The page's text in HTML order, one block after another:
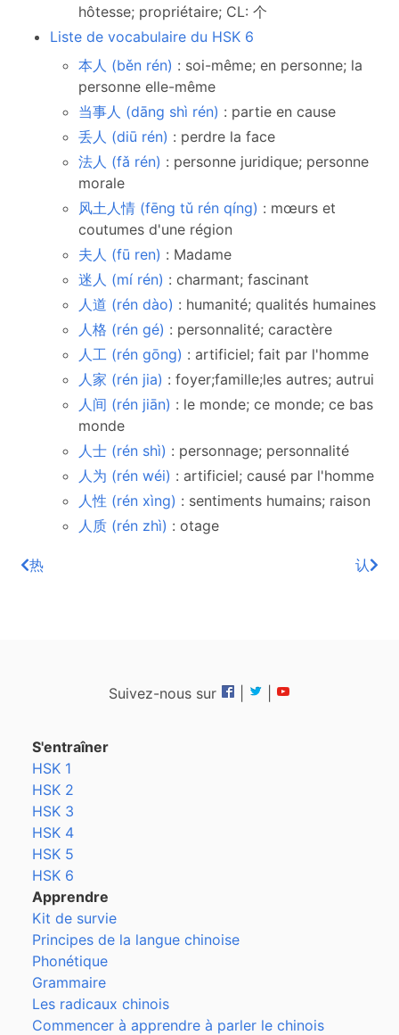
hôtesse; propriétaire; CL: 个
Liste de vocabulaire du HSK 6
本人 (běn rén) : soi-même; en personne; la
personne elle-même
当事人 (dāng shì rén) : partie en cause
丢人 (diū rén) : perdre la face
法人 (fǎ rén) : personne juridique; personne
morale
风土人情 (fēng tǔ rén qíng) : mœurs et
coutumes d'une région
夫人 (fū ren) : Madame
迷人 (mí rén) : charmant; fascinant
人道 (rén dào) : humanité; qualités humaines
人格 (rén gé) : personnalité; caractère
人工 (rén gōng) : artificiel; fait par l'homme
人家 (rén jia) : foyer;famille;les autres; autrui
人间 (rén jiān) : le monde; ce monde; ce bas
monde
人士 (rén shì) : personnage; personnalité
人为 (rén wéi) : artificiel; causé par l'homme
人性 (rén xìng) : sentiments humains; raison
人质 (rén zhì) : otage
热 认
Suivez-nous sur
S'entraîner
HSK 1
HSK 2
HSK 3
HSK 4
HSK 5
HSK 6
Apprendre
Kit de survie
Principes de la langue chinoise
Phonétique
Grammaire
Les radicaux chinois
Commencer à apprendre à parler le chinois